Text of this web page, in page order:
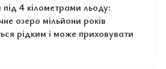
4 кілометрами льоду:
озеро мільйони років
рідким і може приховувати